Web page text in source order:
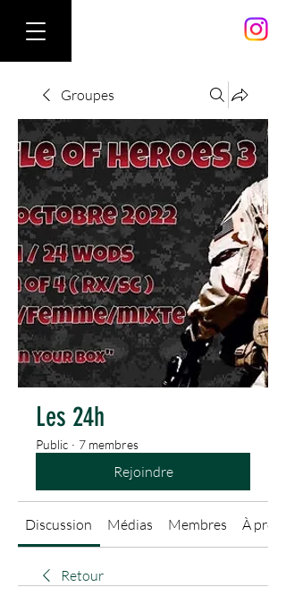
Groupes
Les 24h
Public · 7 membres
Rejoindre
Discussion Médias Membres À
Retour